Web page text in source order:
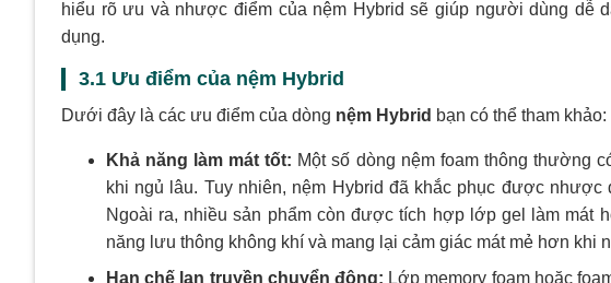
hiểu rõ ưu và nhược điểm của nệm Hybrid sẽ giúp người dùng
dụng.
3.1 Ưu điểm của nệm Hybrid
Dưới đây là các ưu điểm của dòng nệm Hybrid bạn có thể tham khảo:
Khả năng làm mát tốt: Một số dòng nệm foam thông thường
khi ngủ lâu. Tuy nhiên, nệm Hybrid đã khắc phục được
Ngoài ra, nhiều sản phẩm còn được tích hợp lớp gel làm mát
năng lưu thông không khí và mang lại cảm giác mát mẻ hơn khi
Hạn chế lan truyền chuyển động: Lớp memory foam hoặc